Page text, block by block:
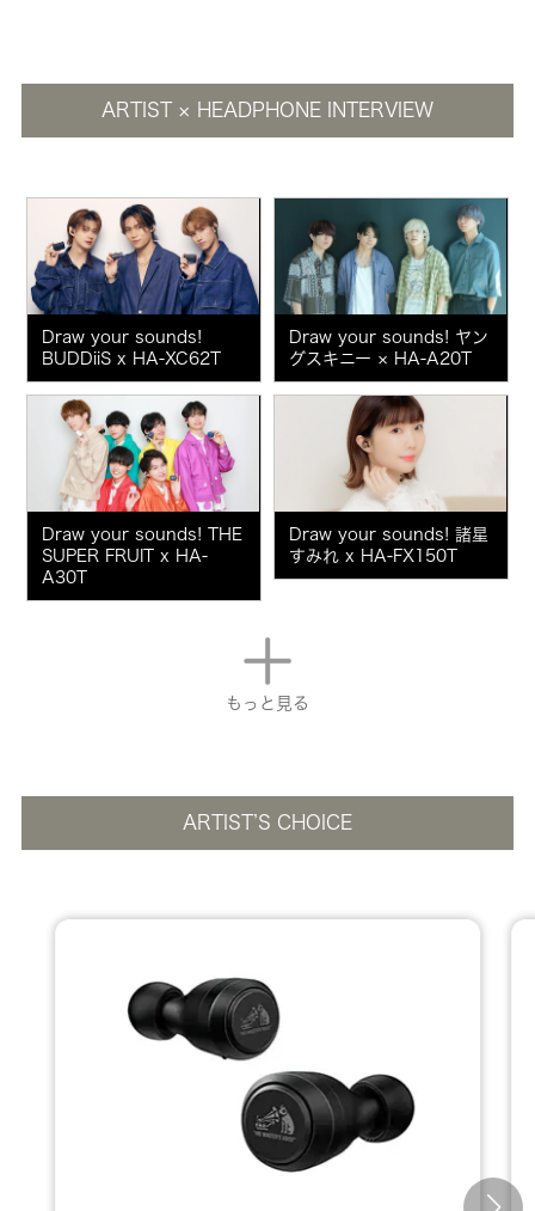
ARTIST × HEADPHONE INTERVIEW
Draw your sounds!
BUDDiiS x HA-XC62T
Draw your sounds! ヤン
グスキニー × HA-A20T
Draw your sounds! THE
SUPER FRUIT x HA-
A30T
Draw your sounds! 諸星
すみれ x HA-FX150T
もっと見る
ARTIST’S CHOICE